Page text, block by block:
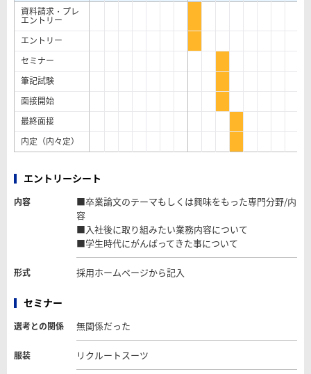
資料請求・プレ
エントリー
エントリー
セミナー
筆記試験
面接開始
最終面接
内定（内々定）
エントリーシート
内容
■卒業論文のテーマもしくは興味をもった専門分野/内
容
■入社後に取り組みたい業務内容について
■学生時代にがんばってきた事について
形式 採用ホームページから記入
セミナー
選考との関係 無関係だった
服装 リクルートスーツ